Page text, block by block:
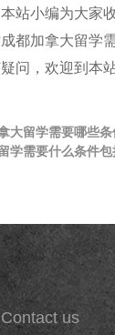
站小编为大家
都加拿大留学
问，欢迎到本
大留学需要哪些
学需要什么条件
Contact us